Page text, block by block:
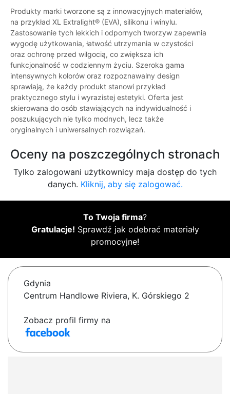
Produkty marki tworzone są z innowacyjnych materiałów,
na przykład XL Extralight® (EVA), silikonu i winylu.
Zastosowanie tych lekkich i odpornych tworzyw zapewnia
wygodę użytkowania, łatwość utrzymania w czystości
oraz ochronę przed wilgocią, co zwiększa ich
funkcjonalność w codziennym życiu. Szeroka gama
intensywnych kolorów oraz rozpoznawalny design
sprawiają, że każdy produkt stanowi przykład
praktycznego stylu i wyrazistej estetyki. Oferta jest
skierowana do osób stawiających na indywidualność i
poszukujących nie tylko modnych, lecz także
oryginalnych i uniwersalnych rozwiązań.
Oceny na poszczególnych stronach
Tylko zalogowani użytkownicy maja dostęp do tych
danych. Kliknij, aby się zalogować.
To Twoja firma?
Gratulacje! Sprawdź jak odebrać materiały
promocyjne!
Gdynia
Centrum Handlowe Riviera, K. Górskiego 2
Zobacz profil firmy na